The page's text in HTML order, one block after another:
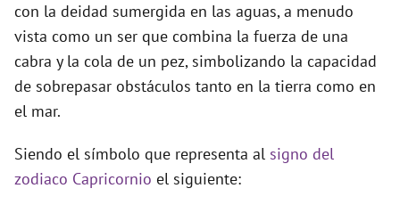
con la deidad sumergida en las aguas, a menudo
vista como un ser que combina la fuerza de una
cabra y la cola de un pez, simbolizando la capacidad
de sobrepasar obstáculos tanto en la tierra como en
el mar.
Siendo el símbolo que representa al signo del
zodiaco Capricornio el siguiente: